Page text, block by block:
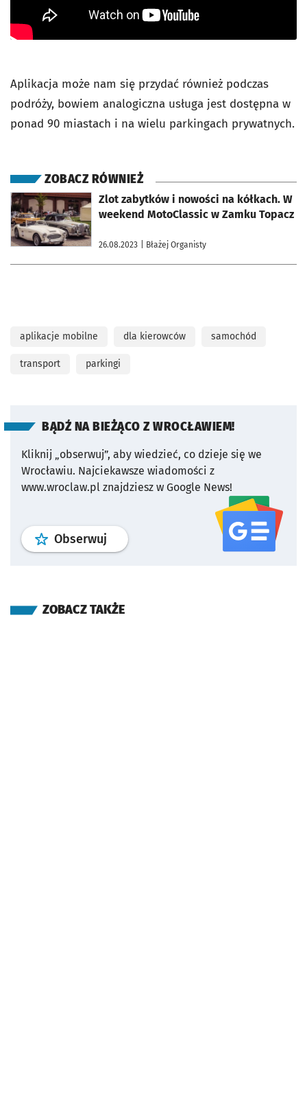
Aplikacja może nam się przydać również podczas
podróży, bowiem analogiczna usługa jest dostępna w
ponad 90 miastach i na wielu parkingach prywatnych.
ZOBACZ RÓWNIEŻ
Zlot zabytków i nowości na kółkach. W
weekend MotoClassic w Zamku Topacz
26.08.2023 | Błażej Organisty
otworzy się w nowej karcie
aplikacje mobilne dla kierowców samochód
transport parkingi
BĄDŹ NA BIEŻĄCO Z WROCŁAWIEM!
Kliknij „obserwuj”, aby wiedzieć, co dzieje się we
Wrocławiu. Najciekawsze wiadomości z
www.wroclaw.pl znajdziesz w Google News!
Obserwuj profil serwisu
ZOBACZ TAKŻE